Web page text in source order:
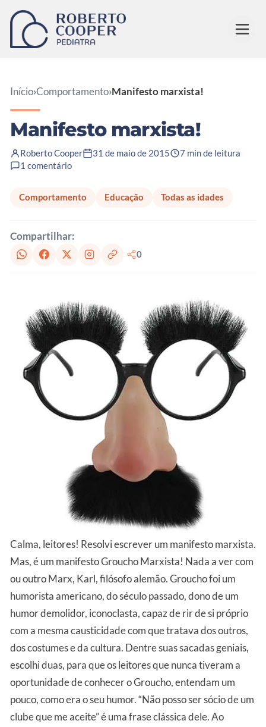
Pular para o conteúdo
Início›Comportamento›Manifesto marxista!
Manifesto marxista!
Roberto Cooper 31 de maio de 2015
7 min de leitura
1 comentário
Comportamento Educação Todas as idades
Compartilhar:
0
Calma, leitores! Resolvi escrever um manifesto marxista.
Mas, é um manifesto Groucho Marxista! Nada a ver com
ou outro Marx, Karl, filósofo alemão. Groucho foi um
humorista americano, do século passado, dono de um
humor demolidor, iconoclasta, capaz de rir de si próprio
com a mesma causticidade com que tratava dos outros,
dos costumes e da cultura. Dentre suas sacadas geniais,
escolhi duas, para que os leitores que nunca tiveram a
oportunidade de conhecer o Groucho, entendam um
pouco, como era o seu humor. “Não posso ser sócio de um
clube que me aceite” é uma frase clássica dele. Ao